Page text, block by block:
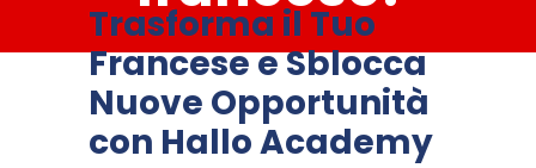
Trasforma il Tuo
Francese e Sblocca
Nuove Opportunità
con Hallo Academy